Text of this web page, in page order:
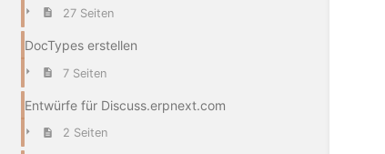
27 Seiten
DocTypes erstellen
7 Seiten
Entwürfe für Discuss.erpnext.com
2 Seiten